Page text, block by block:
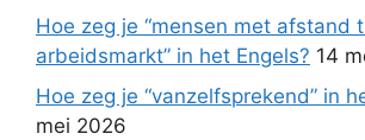
Hoe zeg je “mensen met afstand
arbeidsmarkt” in het Engels? 14
Hoe zeg je “vanzelfsprekend” in
mei 2026